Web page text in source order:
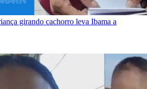
girando cachorro leva Ibama a